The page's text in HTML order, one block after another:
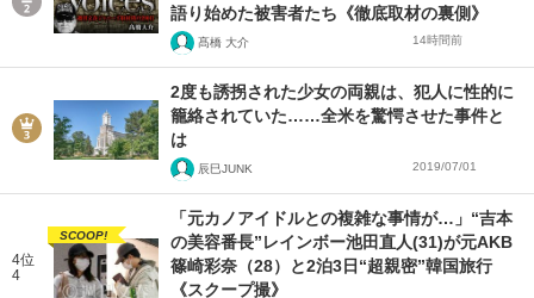
語り始めた被害者たち《徹底取材の裏側》
髙橋 大介 14時間前
2度も誘拐された少女の両親は、犯人に性的に
籠絡されていた……全米を驚愕させた事件と
は
辰巳JUNK 2019/07/01
4位
4
SCOOP!
「元カノアイドルとの複雑な事情が…」“吉本
の美容番長”レインボー池田直人(31)が元AKB
篠崎彩奈（28）と2泊3日“超親密”韓国旅行
《スクープ撮》